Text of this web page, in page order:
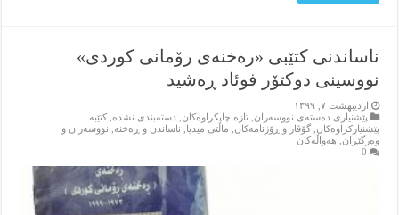
ناساندنى كتێبى «ره‌خنه‌ى رۆمانى كوردى»
نووسینی دوکتۆر فوئاد ڕه‌شید
اردیبهشت ۷, ۱۳۹۹
پێشنیاری ده‌سته‌ی نووسه‌ران ,تازه‌ چاپکراوه‌کان دسته‌بندی نشده ,کتێبه‌
پێشنیارکراوه‌کان ,گۆڤار و ڕۆژنامه‌کان ماڵتی میدیا ناساندن و ڕه‌خنه‌
نووسه‌ران و
وه‌رگێڕان
هه‌واڵه‌کان
0